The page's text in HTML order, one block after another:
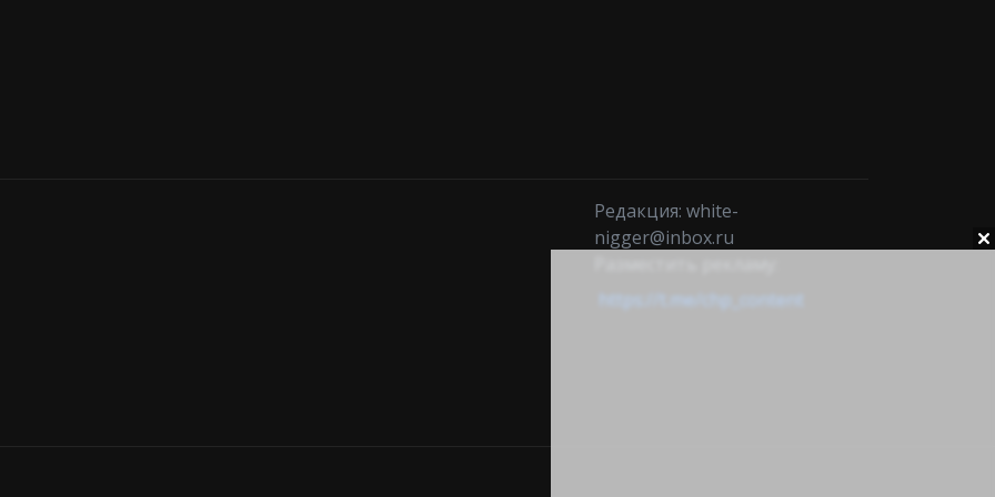
Редакция: white-
nigger@inbox.ru
https://t.me/chp_content